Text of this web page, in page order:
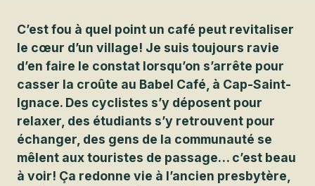
C’est fou à quel point un café peut revitaliser
le cœur d’un village! Je suis toujours ravie
d’en faire le constat lorsqu’on s’arrête pour
casser la croûte au Babel Café, à Cap-Saint-
Ignace. Des cyclistes s’y déposent pour
relaxer, des étudiants s’y retrouvent pour
échanger, des gens de la communauté se
mêlent aux touristes de passage… c’est beau
à voir! Ça redonne vie à l’ancien presbytère,